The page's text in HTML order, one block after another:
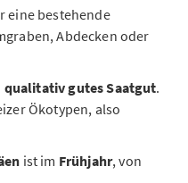
eine bestehende
Abdecken oder
qualitativ gutes Saatgut.
Ökotypen, also
ist im Frühjahr, von